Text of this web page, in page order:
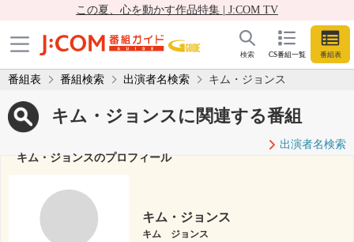
この夏、心を動かす作品特集 | J:COM TV
CS番組一覧 番組表
検索
番組表 番組検索 出演者名検索 キム・ジョンス
キム・ジョンスに関連する番組
出演者名検索
キム・ジョンスのプロフィール
キム・ジョンス
キム ジョンス